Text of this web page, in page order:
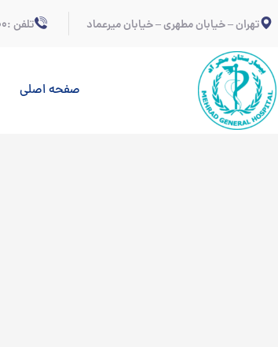
تهران – خیابان مطهری – خیابان میرعماد تلفن :02141911000
صفحه اصلی